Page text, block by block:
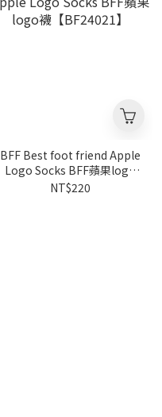
BFF Best foot friend Apple
Logo Socks BFF蘋果logo
襪【BF24021】
NT$220